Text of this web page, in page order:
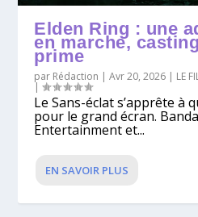
Elden Ring : une
en marche,
prime
par Rédaction |Avr 20, 2026 | LE
|
Le Sans-éclat s’apprête à
pour le grand écran.
Entertainment et...
EN SAVOIR PLUS